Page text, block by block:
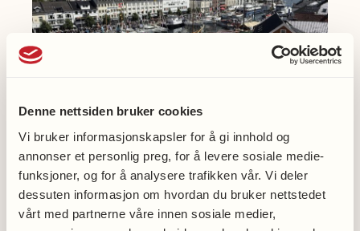
Denne nettsiden bruker cookies
Vi bruker informasjonskapsler for å gi innhold og
annonser et personlig preg, for å levere sosiale medie-
funksjoner, og for å analysere trafikken vår. Vi deler
dessuten informasjon om hvordan du bruker nettstedet
vårt med partnerne våre innen sosiale medier,
Møt oss på Arendalsuka